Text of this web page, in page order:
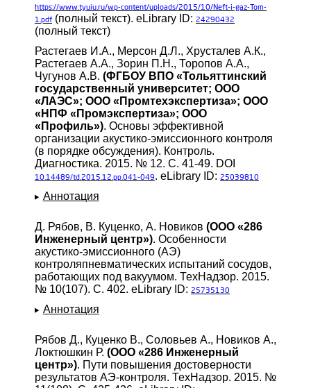
https://www.tyuiu.ru/wp-content/uploads/2015/10/Neft-i-gaz-Tom-
1.pdf (полный текст). eLibrary ID: 24290432
(полный текст)
Растегаев И.А., Мерсон Д.Л., Хрусталев А.К.,
Растегаев А.А., Зорин П.Н., Торопов А.А.,
Чугунов А.В. (ФГБОУ ВПО «Тольяттинский
государственный университет; ООО
«ЛАЭС»; ООО «Промтехэкспертиза»; ООО
«НПФ «Промэкспертиза»; ООО
«Профиль»). Основы эффективной
организации акустико-эмиссионного контроля
(в порядке обсуждения). Контроль.
Диагностика. 2015. № 12. С. 41-49. DOI
10.14489/td.2015.12.pp.041-049. eLibrary ID: 25039810
Аннотация
Д. Рябов, В. Куценко, А. Новиков (ООО «286
Инженерный центр»). Особенности
акустико-эмиссионного (АЭ)
контроляпневматических испытаний сосудов,
работающих под вакуумом. ТехНадзор. 2015.
№ 10(107). С. 402. eLibrary ID: 25735130
Аннотация
Рябов Д., Куценко В., Соловьев А., Новиков А.,
Локтюшкин Р. (ООО «286 Инженерный
центр»). Пути повышения достоверности
результатов АЭ-контроля. ТехНадзор. 2015. №